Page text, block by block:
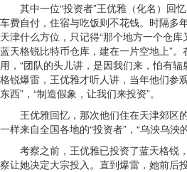
其中一位“投资者”王优雅（化名）回忆
车费自付，住宿与吃饭则不花钱。时隔多
天津什么方位，只记得“那个地方一个仓
蓝天格锐比特币仓库，建在一片空地上”
用，“团队的头儿讲，是因我们来，怕有
格锐爆雷，王优雅才听人讲，当年他们参
东西”，“制造假象，让我们来投资”。
王优雅回忆，那次他们住在天津郊区
一样来自全国各地的“投资者”，“乌泱乌泱
考察之前，王优雅已投资了蓝天格锐，
察让她决定大宗投入。直到爆雷，她前后